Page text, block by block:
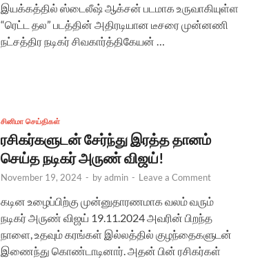
இயக்கத்தில் ஸ்டைலீஷ் ஆக்சன் படமாக உருவாகியுள்ள
“ரெட்ட தல” படத்தின் அதிரடியான டீசரை முன்னணி
நட்சத்திர நடிகர் சிவகார்த்திகேயன் …
சினிமா செய்திகள்
ரசிகர்களுடன் சேர்ந்து இரத்த தானம்
செய்த நடிகர் அருண் விஜய்!
November 19, 2024 - byadmin - Leave a Comment
கடின உழைப்பிற்கு முன்னுதாரணமாக வலம் வரும்
நடிகர் அருண் விஜய் 19.11.2024 அவரின் பிறந்த
நாளை, உதவும் கரங்கள் இல்லத்தில் குழந்தைகளுடன்
இணைந்து கொண்டாடினார். அதன் பின் ரசிகர்கள்